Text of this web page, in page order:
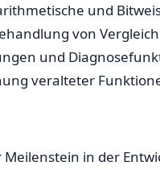
und
von
und
veralteter
in der